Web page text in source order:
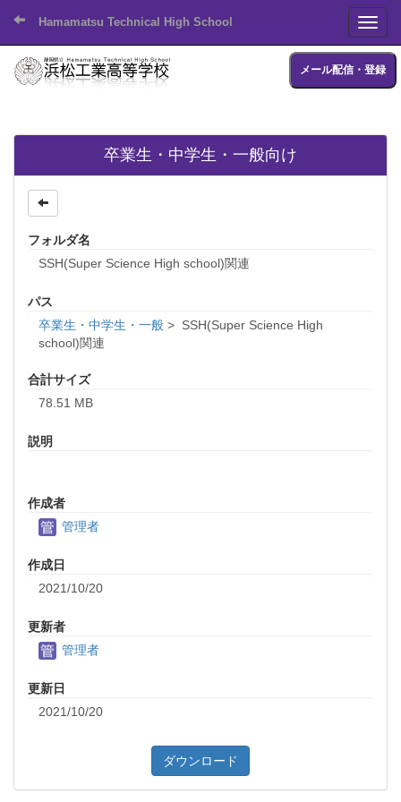
Hamamatsu Technical High School
メール配信・登録
卒業生・中学生・一般向け
フォルダ名
SSH(Super Science High school)関連
パス
卒業生・中学生・一般 > SSH(Super Science High
school)関連
合計サイズ
78.51 MB
説明
作成者
管理者
作成日
2021/10/20
更新者
管理者
更新日
2021/10/20
ダウンロード